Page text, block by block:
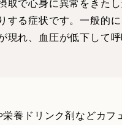
する症状です。一般的
現れ、血圧が低下して
養ドリンク剤などカフ